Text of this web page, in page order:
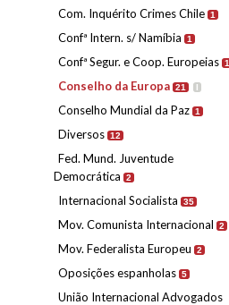
Com. Inquérito Crimes Chile 1
Confª Intern. s/ Namíbia 1
Confª Segur. e Coop. Europeias 1
Conselho da Europa 21 I
Conselho Mundial da Paz 1
Diversos 12
Fed. Mund. Juventude
Democrática
2
Internacional Socialista 35
Mov. Comunista Internacional 2
Mov. Federalista Europeu 2
Oposições espanholas 5
União Internacional Advogados